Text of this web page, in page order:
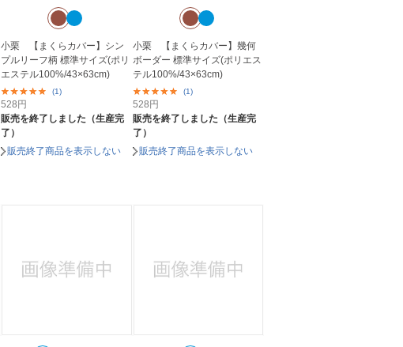
小栗 【まくらカバー】シン
プルリーフ柄 標準サイズ(ポリ
エステル100%/43×63cm)
(1)
528 円
販売を終了しました（生産完
了）
販売終了商品を表示しない
小栗 【まくらカバー】幾何
ボーダー 標準サイズ(ポリエス
テル100%/43×63cm)
(1)
528 円
販売を終了しました（生産完
了）
販売終了商品を表示しない